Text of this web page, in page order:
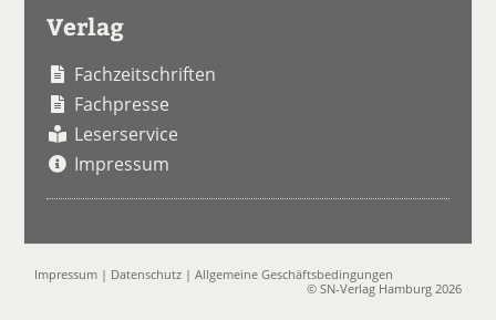
Verlag
Fachzeitschriften
Fachpresse
Leserservice
Impressum
Impressum | Datenschutz |Allgemeine Geschäftsbedingungen
© SN-Verlag Hamburg 2026